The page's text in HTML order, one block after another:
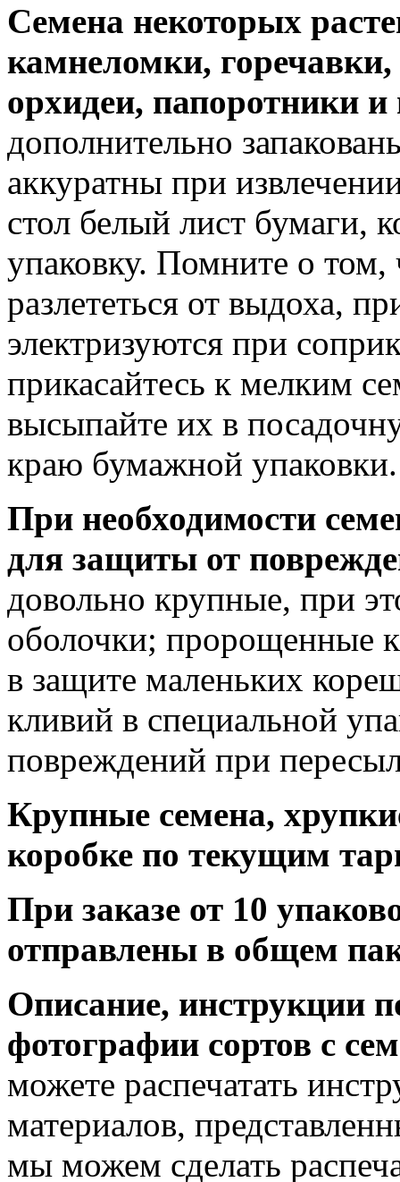
Семена некоторых
камнеломки,
орхидеи, папоротники и
дополнительно
аккуратны при
стол белый лист бумаги,
упаковку. Помните о том,
разлететься от выдоха,
электризуются при
прикасайтесь к мелким
высыпайте их в
краю бумажной упаковки.
При необходимости
для защиты от
довольно крупные, при
оболочки; пророщенные
в защите маленьких
кливий в специальной
повреждений при
Крупные семена,
коробке по текущим
При заказе от 10
отправлены в общем
Описание, инструкции
фотографии сортов с
можете распечатать
материалов,
мы можем сделать